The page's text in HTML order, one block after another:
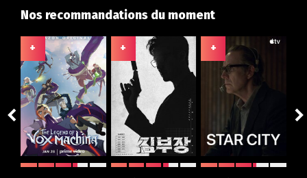
Nos recommandations du moment
+ + +